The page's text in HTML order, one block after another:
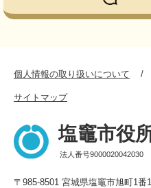
個人情報の取り扱いについて
サイトマップ
塩竈市役
法人番号9000020042030
〒985-8501 宮城県塩竈市旭町1番